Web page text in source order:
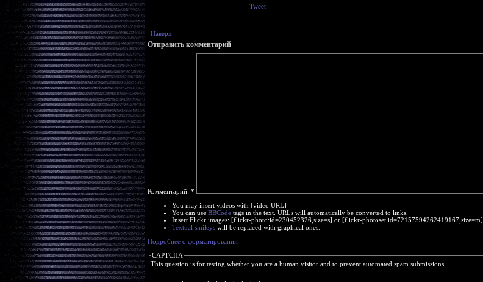
Tweet
Наверх
Отправить комментарий
Комментарий: *
You may insert videos with [video:URL]
You can use BBCode tags in the text. URLs will automatically be converted to links.
Insert Flickr images: [flickr-photo:id=230452326,size=s] or [flickr-photoset:id=72157594262419167,size=m].
Textual smileys will be replaced with graphical ones.
Подробнее о форматировании
CAPTCHA
This question is for testing whether you are a human visitor and to prevent automated spam submissions.